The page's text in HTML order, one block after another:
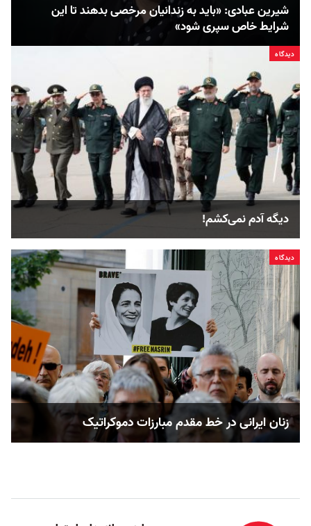
شیرین عبادی:‌ «باید به زندانیان مرخصی بدهند تا این
شرایط خاص سپری شود»
دیدگاه
دیگه آدم نمی‌کشم!
دیدگاه
زنان ایرانی در خط مقدم مبارزات دموکراتیک